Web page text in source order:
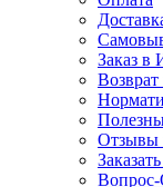
Заказ в
Отзывы
Вопрос-